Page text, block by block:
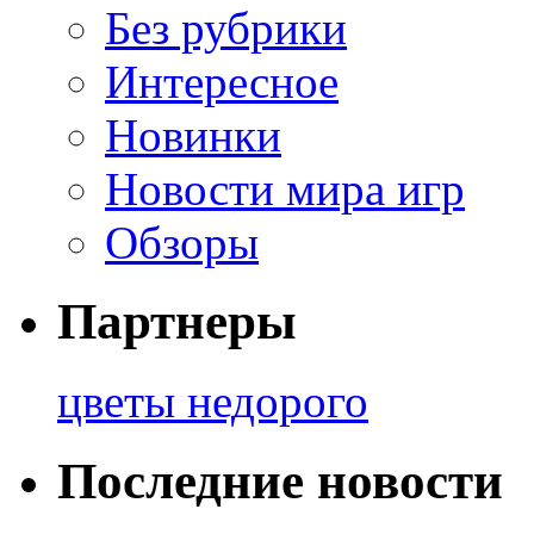
Без рубрики
Интересное
Новинки
Новости мира игр
Обзоры
Партнеры
цветы недорого
Последние новости